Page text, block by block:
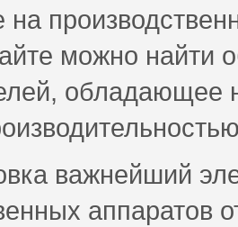
на
можно найти
обладающее
важнейший
аппаратов